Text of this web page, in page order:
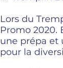
Lors du
Promo 2020.
une prépa et
pour la